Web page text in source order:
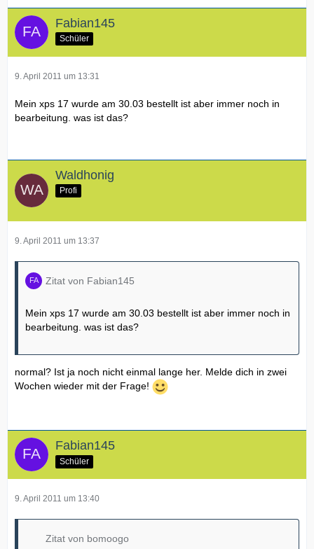
Fabian145
Schüler
9. April 2011 um 13:31
Mein xps 17 wurde am 30.03 bestellt ist aber immer noch in
bearbeitung. was ist das?
Waldhonig
Profi
9. April 2011 um 13:37
Zitat von Fabian145
Mein xps 17 wurde am 30.03 bestellt ist aber immer noch in
bearbeitung. was ist das?
normal? Ist ja noch nicht einmal lange her. Melde dich in zwei
Wochen wieder mit der Frage!
Fabian145
Schüler
9. April 2011 um 13:40
Zitat von bomoogo